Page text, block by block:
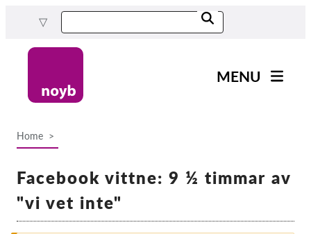
content
MENU
Projects
Home
Facebook vittne: 9 ½ timmar av
"vi vet inte"